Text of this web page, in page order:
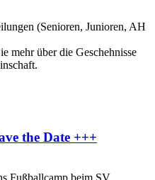
(Senioren, Junioren, AH
mehr über die Geschehnisse
the Date +++